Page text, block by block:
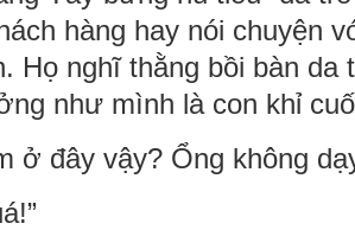
hàng hay nói chuyện
Họ nghĩ thằng bồi bàn
như mình là con khỉ
ở đây vậy? Ổng không